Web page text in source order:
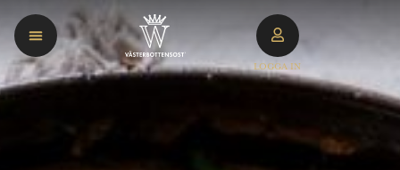
LOGGA IN